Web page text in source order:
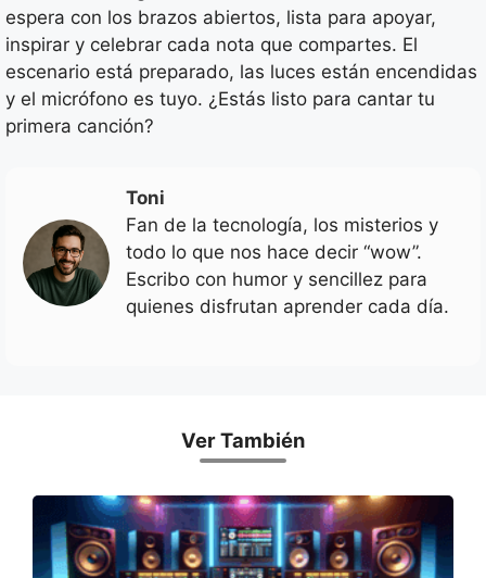
espera con los brazos abiertos, lista para apoyar,
inspirar y celebrar cada nota que compartes. El
escenario está preparado, las luces están encendidas
y el micrófono es tuyo. ¿Estás listo para cantar tu
primera canción?
Toni
Fan de la tecnología, los misterios y
todo lo que nos hace decir “wow”.
Escribo con humor y sencillez para
quienes disfrutan aprender cada día.
Ver También